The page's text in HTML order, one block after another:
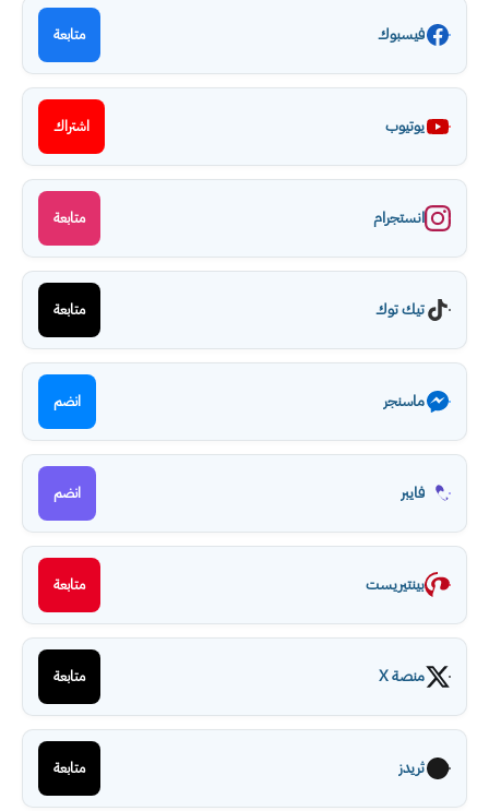
فيسبوك متابعة
يوتيوب اشتراك
انستجرام متابعة
تيك توك متابعة
ماسنجر انضم
فايبر انضم
بينتيريست متابعة
منصة X متابعة
ثريدز متابعة